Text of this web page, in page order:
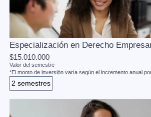
Especialización en Derecho
$15.010.000
Valor del semestre
*El monto de inversión varía según el incremento anual
2 semestres